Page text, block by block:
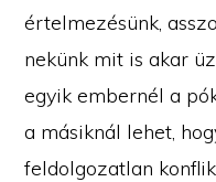
értelmezésünk,
nekünk mit is akar
egyik embernél a
a másiknál lehet,
feldolgozatlan